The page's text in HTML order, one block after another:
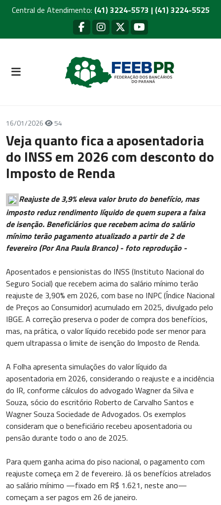
Central de Atendimento: (41) 3224-5573 | (41) 3224-5525
16/01/2026 54
Veja quanto fica a aposentadoria
do INSS em 2026 com desconto do
Imposto de Renda
Reajuste de 3,9% eleva valor bruto do benefício, mas
imposto reduz rendimento líquido de quem supera a faixa
de isenção. Beneficiários que recebem acima do salário
mínimo terão pagamento atualizado a partir de 2 de
fevereiro (Por Ana Paula Branco) - foto reprodução -
Aposentados e pensionistas do INSS (Instituto Nacional do
Seguro Social) que recebem acima do salário mínimo terão
reajuste de 3,90% em 2026, com base no INPC (Índice Nacional
de Preços ao Consumidor) acumulado em 2025, divulgado pelo
IBGE. A correção preserva o poder de compra dos benefícios,
mas, na prática, o valor líquido recebido pode ser menor para
quem ultrapassa o limite de isenção do Imposto de Renda.
A Folha apresenta simulações do valor líquido da
aposentadoria em 2026, considerando o reajuste e a incidência
do IR, conforme cálculos do advogado Wagner da Silva e
Souza, sócio do escritório Roberto de Carvalho Santos e
Wagner Souza Sociedade de Advogados. Os exemplos
consideram que o beneficiário recebeu aposentadoria ou
pensão durante todo o ano de 2025.
Para quem ganha acima do piso nacional, o pagamento com
reajuste começa em 2 de fevereiro. Já os benefícios atrelados
ao salário mínimo —fixado em R$ 1.621, neste ano—
começam a ser pagos em 26 de janeiro.